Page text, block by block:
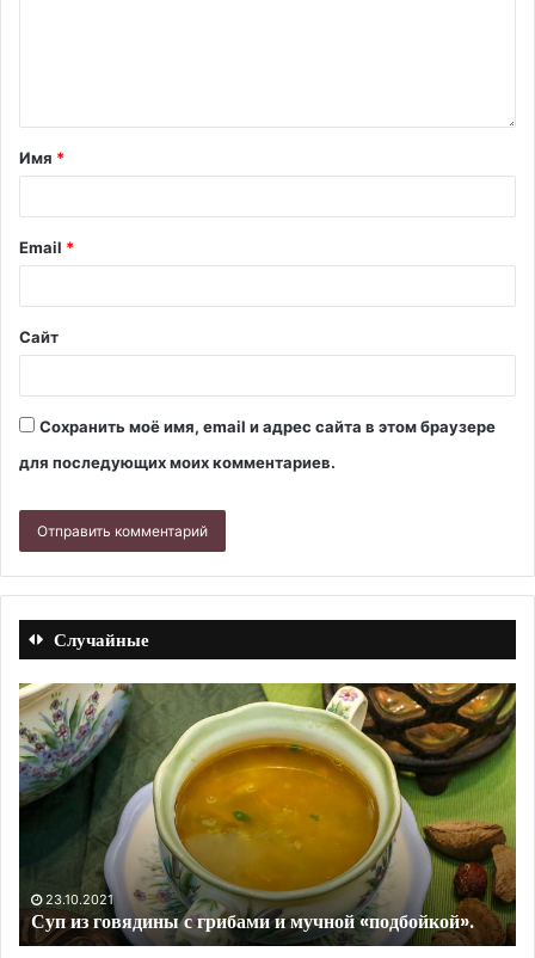
Имя *
Email *
Сайт
Сохранить моё имя, email и адрес сайта в этом браузере
для последующих моих комментариев.
Случайные
Салат
из
кальмаров
с
солеными
огурцами.
Рецепт
фото
10.09.2023
Салат из кальмаров с солеными огурцами. Рецепт с
фото